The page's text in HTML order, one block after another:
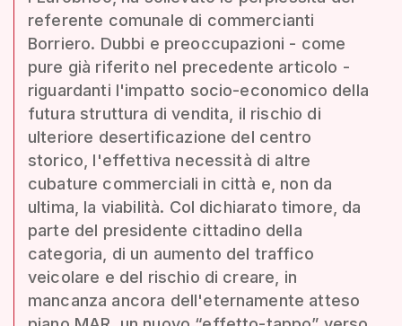
referente comunale di commercianti
Borriero. Dubbi e preoccupazioni - come
pure già riferito nel precedente articolo -
riguardanti l'impatto socio-economico della
futura struttura di vendita, il rischio di
ulteriore desertificazione del centro
storico, l'effettiva necessità di altre
cubature commerciali in città e, non da
ultima, la viabilità. Col dichiarato timore, da
parte del presidente cittadino della
categoria, di un aumento del traffico
veicolare e del rischio di creare, in
mancanza ancora dell'eternamente atteso